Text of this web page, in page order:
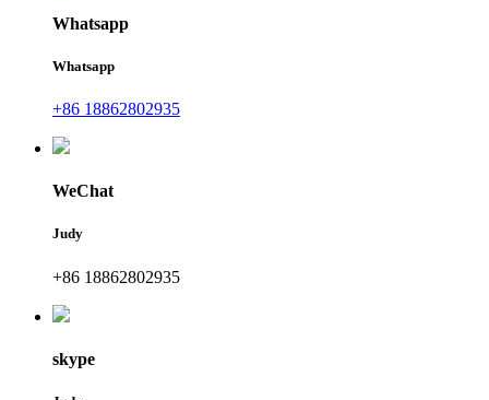
Whatsapp
Whatsapp
+86 18862802935
WeChat
Judy
+86 18862802935
skype